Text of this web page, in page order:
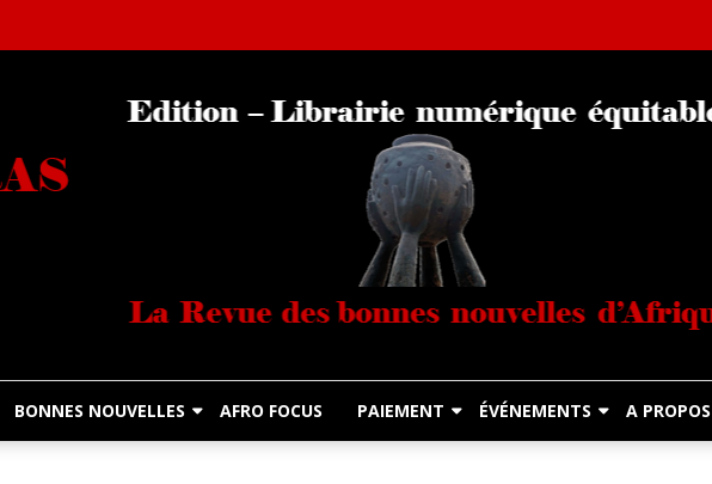
Diasporas Noires
BONNES NOUVELLES AFRO FOCUS PAIEMENT ÉVÉNEMENTS A PROPOS